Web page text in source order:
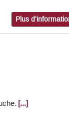
Plus
[...]